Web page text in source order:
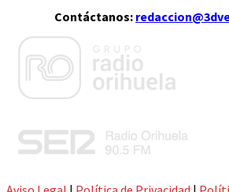
Contáctanos: